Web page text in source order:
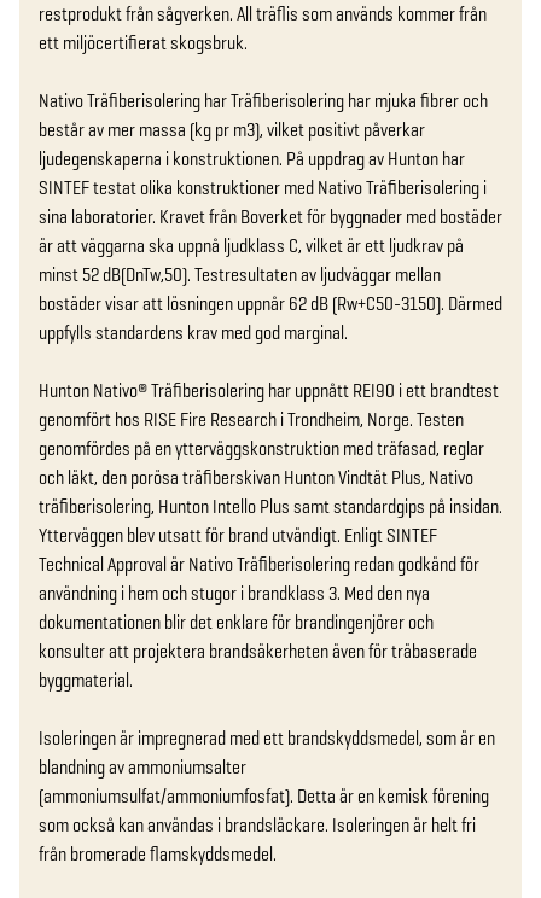
restprodukt från sågverken. All träflis som används kommer från
ett miljöcertifierat skogsbruk.
Nativo Träfiberisolering har Träfiberisolering har mjuka fibrer och
består av mer massa (kg pr m3), vilket positivt påverkar
ljudegenskaperna i konstruktionen. På uppdrag av Hunton har
SINTEF testat olika konstruktioner med Nativo Träfiberisolering i
sina laboratorier. Kravet från Boverket för byggnader med bostäder
är att väggarna ska uppnå ljudklass C, vilket är ett ljudkrav på
minst 52 dB(DnTw,50). Testresultaten av ljudväggar mellan
bostäder visar att lösningen uppnår 62 dB (Rw+C50-3150). Därmed
uppfylls standardens krav med god marginal.
Hunton Nativo® Träfiberisolering har uppnått REI90 i ett brandtest
genomfört hos RISE Fire Research i Trondheim, Norge. Testen
genomfördes på en ytterväggskonstruktion med träfasad, reglar
och läkt, den porösa träfiberskivan Hunton Vindtät Plus, Nativo
träfiberisolering, Hunton Intello Plus samt standardgips på insidan.
Ytterväggen blev utsatt för brand utvändigt. Enligt SINTEF
Technical Approval är Nativo Träfiberisolering redan godkänd för
användning i hem och stugor i brandklass 3. Med den nya
dokumentationen blir det enklare för brandingenjörer och
konsulter att projektera brandsäkerheten även för träbaserade
byggmaterial.
Isoleringen är impregnerad med ett brandskyddsmedel, som är en
blandning av ammoniumsalter
(ammoniumsulfat/ammoniumfosfat). Detta är en kemisk förening
som också kan användas i brandsläckare. Isoleringen är helt fri
från bromerade flamskyddsmedel.